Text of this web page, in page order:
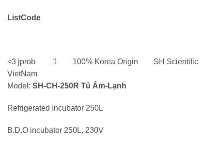
ListCode
<3 jprob 1 100% Korea Origin SH Scientific
VietNam
Model: SH-CH-250R Tủ Ấm-Lạnh
Refrigerated Incubator 250L
B.D.O incubator 250L, 230V